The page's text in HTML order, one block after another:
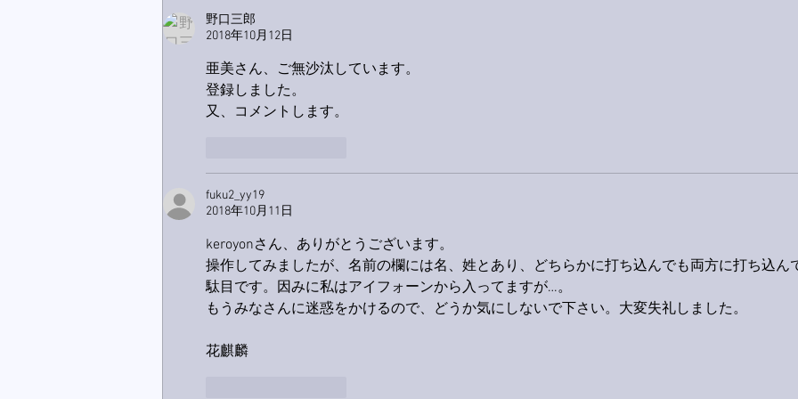
野口三郎
2018年10月12日
亜美さん、ご無沙汰しています。
登録しました。
又、コメントします。
fuku2_yy19
2018年10月11日
keroyonさん、ありがとうございます。
操作してみましたが、名前の欄には名、姓とあり、どちらかに打ち込んでも両方に打ち込ん
駄目です。因みに私はアイフォーンから入ってますが…。
もうみなさんに迷惑をかけるので、どうか気にしないで下さい。大変失礼しました。
花麒麟